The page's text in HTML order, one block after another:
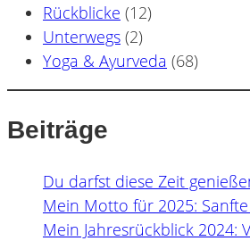
Rückblicke (12)
Unterwegs (2)
Yoga & Ayurveda (68)
Beiträge
Du darfst diese Zeit
Mein Motto für 2025:
Mein Jahresrückblick